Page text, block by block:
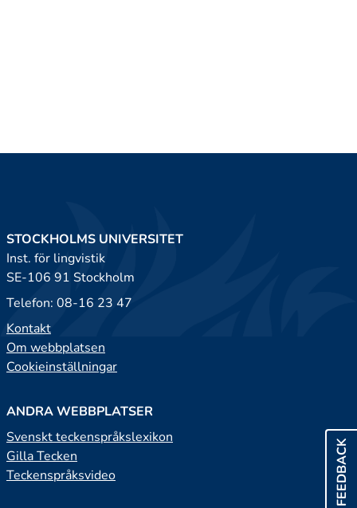
FEEDBACK
STOCKHOLMS UNIVERSITET
Inst. för lingvistik
SE-106 91 Stockholm
Telefon: 08-16 23 47
Kontakt
Om webbplatsen
Cookieinställningar
ANDRA WEBBPLATSER
Svenskt teckenspråkslexikon
Gilla Tecken
Teckenspråksvideo